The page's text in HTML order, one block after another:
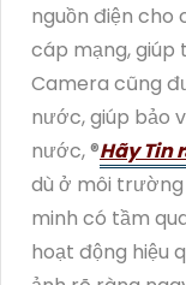
nguồn điện
cáp mạng, giúp
Camera cũng
nước, giúp bảo
nước, ®️Hãy Tin
dù ở môi
minh có tầm
hoạt động hiệu